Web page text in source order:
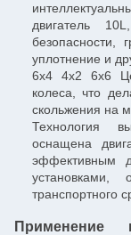
двигатель
безопасности,
уплотнение и
6х4 4х2 6х6
колеса, что
скольжения на
Технология
оснащена
эффективным
установками,
транспортного
Применение